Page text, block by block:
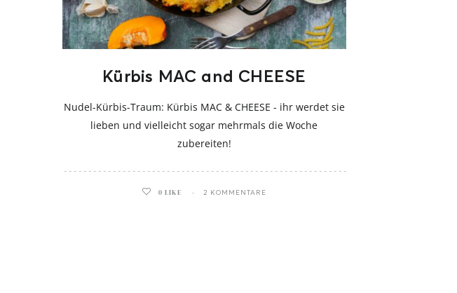
Kürbis MAC and CHEESE
Nudel-Kürbis-Traum: Kürbis MAC & CHEESE - ihr werdet sie
lieben und vielleicht sogar mehrmals die Woche
zubereiten!
0 LIKE 2 KOMMENTARE